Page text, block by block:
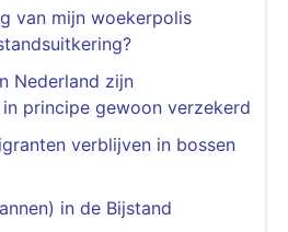
van mijn woekerpolis
Nederland zijn
principe gewoon verzekerd
verblijven in bossen
in de Bijstand